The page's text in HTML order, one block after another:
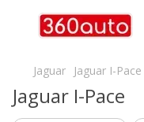
Jaguar Jaguar I-Pace
Jaguar I-Pace